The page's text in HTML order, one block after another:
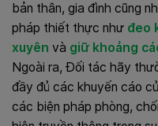
bản thân, gia đình cũng
pháp thiết thực như đeo
xuyên và giữ khoảng
Ngoài ra, Đối tác hãy
đầy đủ các khuyến cáo
các biện pháp phòng,